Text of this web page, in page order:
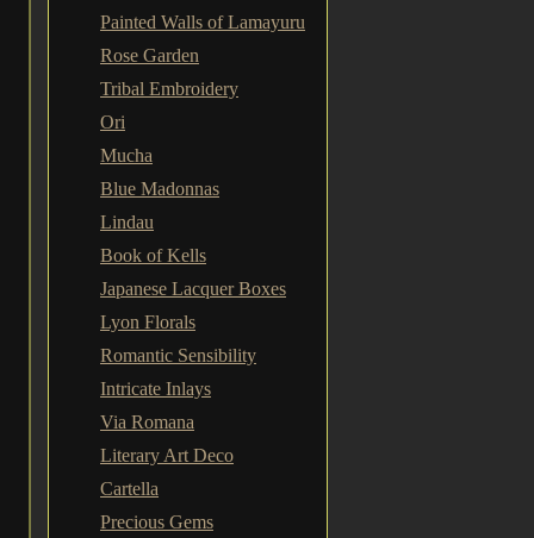
Painted Walls of Lamayuru
Rose Garden
Tribal Embroidery
Ori
Mucha
Blue Madonnas
Lindau
Book of Kells
Japanese Lacquer Boxes
Lyon Florals
Romantic Sensibility
Intricate Inlays
Via Romana
Literary Art Deco
Cartella
Precious Gems